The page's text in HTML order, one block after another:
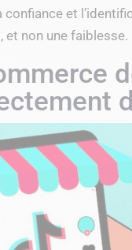
confiance et
, et non une faiblesse.